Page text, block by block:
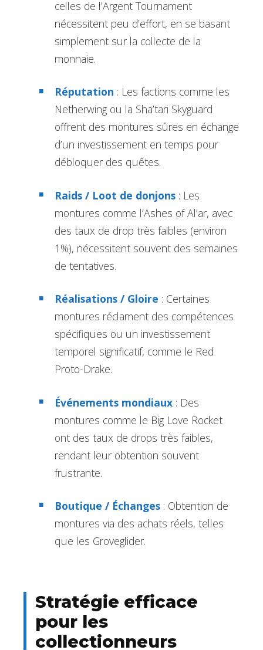
celles de l’Argent Tournament
nécessitent peu d’effort, en se basant
simplement sur la collecte de la
monnaie.
Réputation : Les factions comme les
Netherwing ou la Sha’tari Skyguard
offrent des montures sûres en échange
d’un investissement en temps pour
débloquer des quêtes.
Raids / Loot de donjons: Les
montures comme l’Ashes of Al’ar, avec
des taux de drop très faibles (environ
1%), nécessitent souvent des semaines
de tentatives.
Réalisations / Gloire : Certaines
montures réclament des compétences
spécifiques ou un investissement
temporel significatif, comme le Red
Proto-Drake.
Événements mondiaux: Des
montures comme le Big Love Rocket
ont des taux de drops très faibles,
rendant leur obtention souvent
frustrante.
Boutique / Échanges: Obtention de
montures via des achats réels, telles
que les Groveglider.
Stratégie efficace
pour les
collectionneurs